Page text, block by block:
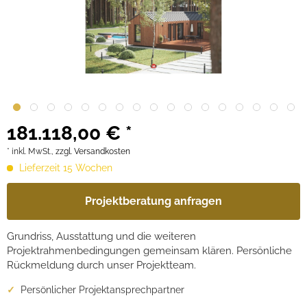
181.118,00 € *
* inkl. MwSt., zzgl. Versandkosten
Lieferzeit 15 Wochen
Projektberatung anfragen
Grundriss, Ausstattung und die weiteren
Projektrahmenbedingungen gemeinsam klären. Persönliche
Rückmeldung durch unser Projektteam.
Persönlicher Projektansprechpartner